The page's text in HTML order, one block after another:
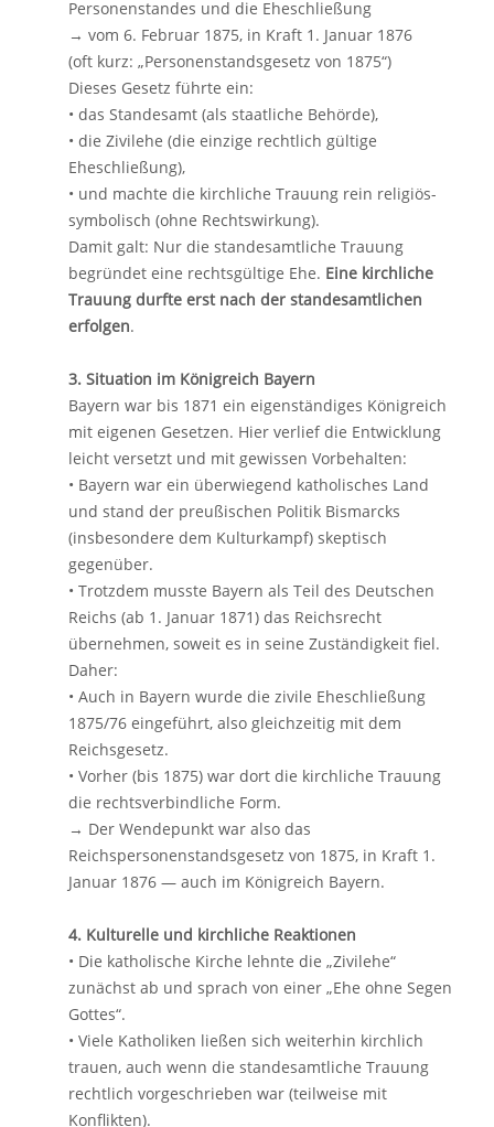
Personenstandes und die Eheschließung
→ vom 6. Februar 1875, in Kraft 1. Januar 1876
(oft kurz: „Personenstandsgesetz von 1875“)
Dieses Gesetz führte ein:
• das Standesamt (als staatliche Behörde),
• die Zivilehe (die einzige rechtlich gültige
Eheschließung),
• und machte die kirchliche Trauung rein religiös-
symbolisch (ohne Rechtswirkung).
Damit galt: Nur die standesamtliche Trauung
begründet eine rechtsgültige Ehe. Eine kirchliche
Trauung durfte erst nach der standesamtlichen
erfolgen.
3. Situation im Königreich Bayern
Bayern war bis 1871 ein eigenständiges Königreich
mit eigenen Gesetzen. Hier verlief die Entwicklung
leicht versetzt und mit gewissen Vorbehalten:
• Bayern war ein überwiegend katholisches Land
und stand der preußischen Politik Bismarcks
(insbesondere dem Kulturkampf) skeptisch
gegenüber.
• Trotzdem musste Bayern als Teil des Deutschen
Reichs (ab 1. Januar 1871) das Reichsrecht
übernehmen, soweit es in seine Zuständigkeit fiel.
Daher:
• Auch in Bayern wurde die zivile Eheschließung
1875/76 eingeführt, also gleichzeitig mit dem
Reichsgesetz.
• Vorher (bis 1875) war dort die kirchliche Trauung
die rechtsverbindliche Form.
→ Der Wendepunkt war also das
Reichspersonenstandsgesetz von 1875, in Kraft 1.
Januar 1876 — auch im Königreich Bayern.
4. Kulturelle und kirchliche Reaktionen
• Die katholische Kirche lehnte die „Zivilehe“
zunächst ab und sprach von einer „Ehe ohne Segen
Gottes“.
• Viele Katholiken ließen sich weiterhin kirchlich
trauen, auch wenn die standesamtliche Trauung
rechtlich vorgeschrieben war (teilweise mit
Konflikten).